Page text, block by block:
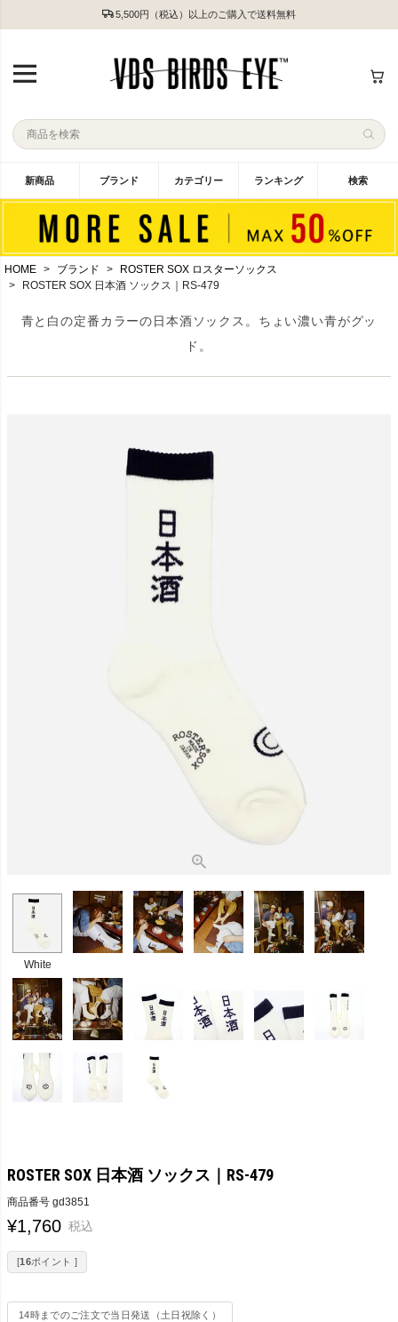
5,500円（税込）以上のご購入で送料無料
新商品 ブランド カテゴリー ランキング 検索
HOME ブランド
ROSTER SOX ロスターソックス
ROSTER SOX 日本酒 ソックス｜RS-479
青と白の定番カラーの日本酒ソックス。ちょい濃い青がグッ
ド。
White
ROSTER SOX 日本酒 ソックス｜RS-479
商品番号 gd3851
¥1,760 税込
[16ポイント ]
14時までのご注文で当日発送（土日祝除く）